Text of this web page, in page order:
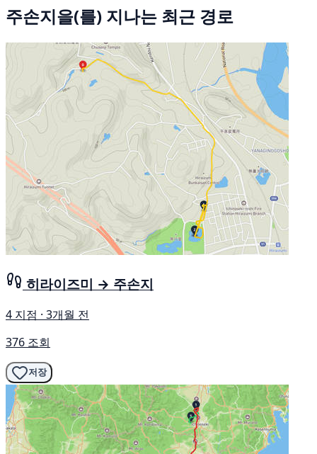
주손지을(를) 지나는 최근 경로
히라이즈미 → 주손지
4 지점 · 3개월 전
376 조회
저장